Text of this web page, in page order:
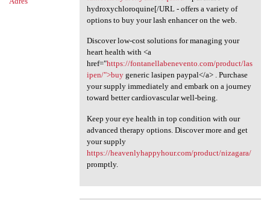
hydroxychloroquine[/URL - offers a variety of
options to buy your lash enhancer on the web.
Discover low-cost solutions for managing your
heart health with <a
href="https://fontanellabenevento.com/product/las
ipen/">buygeneric lasipen paypal</a> . Purchase
your supply immediately and embark on a journey
toward better cardiovascular well-being.
Keep your eye health in top condition with our
advanced therapy options. Discover more and get
your supply
https://heavenlyhappyhour.com/product/nizagara/
promptly.